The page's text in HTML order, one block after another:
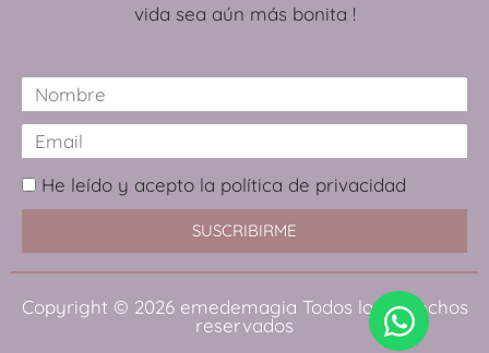
vida sea aún más bonita !
He leído y acepto la política de privacidad
SUSCRIBIRME
Copyright © 2026 emedemagia Todos los derechos
reservados
Artículo añadido al carrito. Finalizar Compra